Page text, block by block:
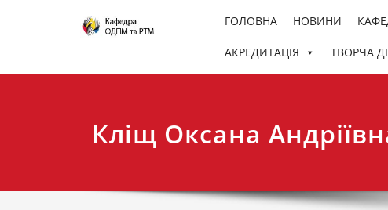
Кафедра образотворчого
творів мистецтва
кафедра мистецтва у Кам'янець-Подільський
ГОЛОВНА НОВИНИ
АКРЕДИТАЦІЯ ТВОРЧА
Кліщ Оксана